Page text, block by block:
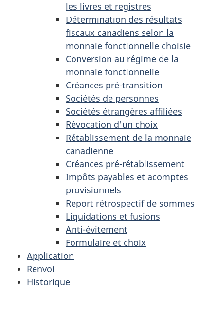
les livres et registres
Détermination des résultats
fiscaux canadiens selon la
monnaie fonctionnelle choisie
Conversion au régime de la
monnaie fonctionnelle
Créances pré-transition
Sociétés de personnes
Sociétés étrangères affiliées
Révocation d'un choix
Rétablissement de la monnaie
canadienne
Créances pré-rétablissement
Impôts payables et acomptes
provisionnels
Report rétrospectif de sommes
Liquidations et fusions
Anti-évitement
Formulaire et choix
Application
Renvoi
Historique